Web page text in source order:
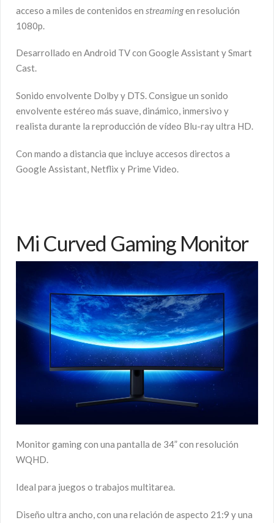
acceso a miles de contenidos en streamingen resolución
1080p.
Desarrollado en Android TV con Google Assistant y Smart
Cast.
Sonido envolvente Dolby y DTS. Consigue un sonido
envolvente estéreo más suave, dinámico, inmersivo y
realista durante la reproducción de vídeo Blu-ray ultra HD.
Con mando a distancia que incluye accesos directos a
Google Assistant, Netflix y Prime Video.
Mi Curved Gaming Monitor
Monitor gaming con una pantalla de 34” con resolución
WQHD.
Ideal para juegos o trabajos multitarea.
Diseño ultra ancho, con una relación de aspecto 21:9 y una